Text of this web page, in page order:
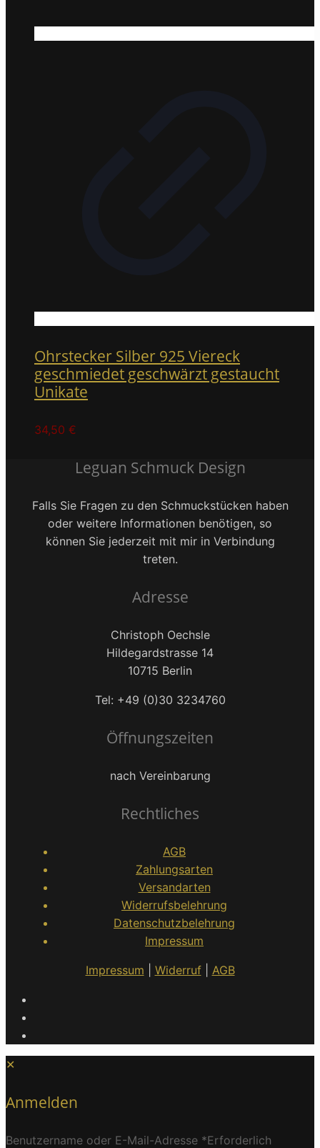
Ohrstecker Silber 925 Viereck
geschmiedet geschwärzt gestaucht
Unikate
34,50 €
Leguan Schmuck Design
Falls Sie Fragen zu den Schmuckstücken haben
oder weitere Informationen benötigen, so
können Sie jederzeit mit mir in Verbindung
treten.
Adresse
Christoph Oechsle
Hildegardstrasse 14
10715 Berlin
Tel: +49 (0)30 3234760
Öffnungszeiten
nach Vereinbarung
Rechtliches
AGB
Zahlungsarten
Versandarten
Widerrufsbelehrung
Datenschutzbelehrung
Impressum
Impressum Widerruf| AGB
✕
Anmelden
Benutzername oder E-Mail-Adresse *Erforderlich